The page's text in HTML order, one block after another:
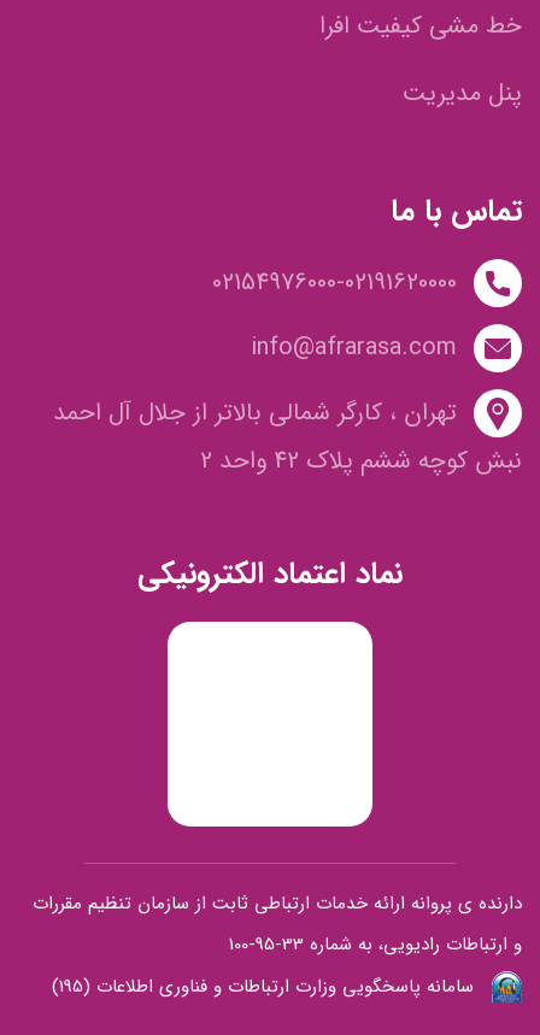
خط مشی کیفیت افرا
پنل مدیریت
تماس با ما
02154976000-02191620000
info@afrarasa.com
تهران ، کارگر شمالی بالاتر از جلال آل احمد
نبش کوچه ششم پلاک 42 واحد 2
نماد اعتماد الکترونیکی
دارنده ی پروانه ارائه خدمات ارتباطی ثابت از سازمان تنظیم مقررات
و ارتباطات رادیویی، به شماره 33-95-100
سامانه پاسخگویی وزارت ارتباطات و فناوری اطلاعات (195)